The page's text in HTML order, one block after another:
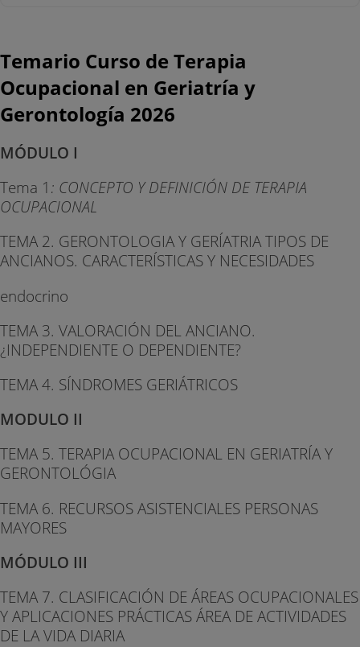
Temario Curso de Terapia
Ocupacional en Geriatría y
Gerontología 2026
MÓDULO I
Tema 1: CONCEPTO Y DEFINICIÓN DE TERAPIA
OCUPACIONAL
TEMA 2. GERONTOLOGIA Y GERÍATRIA TIPOS DE
ANCIANOS. CARACTERÍSTICAS Y NECESIDADES
endocrino
TEMA 3. VALORACIÓN DEL ANCIANO.
¿INDEPENDIENTE O DEPENDIENTE?
TEMA 4. SÍNDROMES GERIÁTRICOS
MODULO II
TEMA 5. TERAPIA OCUPACIONAL EN GERIATRÍA Y
GERONTOLÓGIA
TEMA 6. RECURSOS ASISTENCIALES PERSONAS
MAYORES
MÓDULO III
TEMA 7. CLASIFICACIÓN DE ÁREAS OCUPACIONALES
Y APLICACIONES PRÁCTICAS ÁREA DE ACTIVIDADES
DE LA VIDA DIARIA